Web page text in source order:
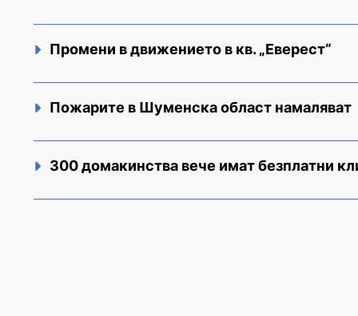
Промени в движението в кв. „Еверест“
Пожарите в Шуменска област намаляват
300 домакинства вече имат безплатни